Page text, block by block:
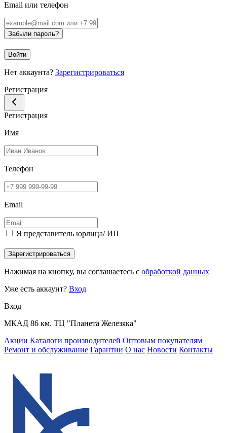
Email или телефон
Забыли пароль?
Войти
Нет аккаунта? Зарегистрироваться
Регистрация
Регистрация
Имя
Телефон
Email
Я представитель юрлица/ ИП
Зарегистрироваться
Нажимая на кнопку, вы соглашаетесь с обработкой данных
Уже есть аккаунт? Вход
Вход
МКАД 86 км. ТЦ "Планета Железяка"
Акции Каталоги производителей Оптовым покупателям
Ремонт и обслуживание Гарантии О нас Новости Контакты